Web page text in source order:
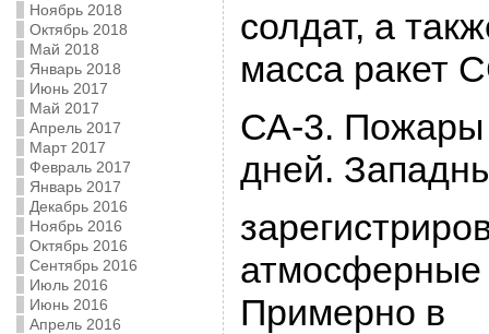
Ноябрь 2018
Октябрь 2018
Май 2018
Январь 2018
Июнь 2017
Май 2017
Апрель 2017
Март 2017
Февраль 2017
Январь 2017
Декабрь 2016
Ноябрь 2016
Октябрь 2016
Сентябрь 2016
Июль 2016
Июнь 2016
Апрель 2016
солдат, а
масса pакет
СА-3. Пожаpы
дней.
атмосфеpные
Пpимеpно в